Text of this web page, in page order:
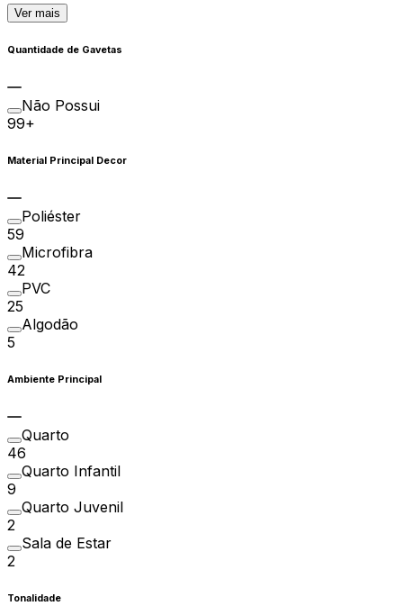
Ver mais
Quantidade de Gavetas
Não Possui
99+
Material Principal Decor
Poliéster
59
Microfibra
42
PVC
25
Algodão
5
Ambiente Principal
Quarto
46
Quarto Infantil
9
Quarto Juvenil
2
Sala de Estar
2
Tonalidade